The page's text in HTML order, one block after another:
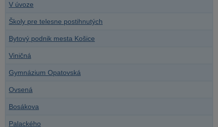
V úvoze
Školy pre telesne postihnutých
Bytový podnik mesta Košice
Viničná
Gymnázium Opatovská
Ovsená
Bosákova
Palackého